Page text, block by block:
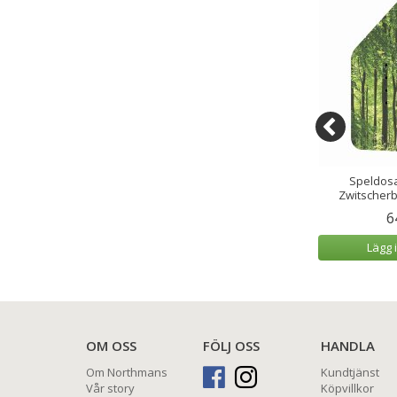
Lägg
OM OSS
Om Northmans
Vår story
FÖLJ OSS HANDLA
Kundtjänst
Köpvillkor